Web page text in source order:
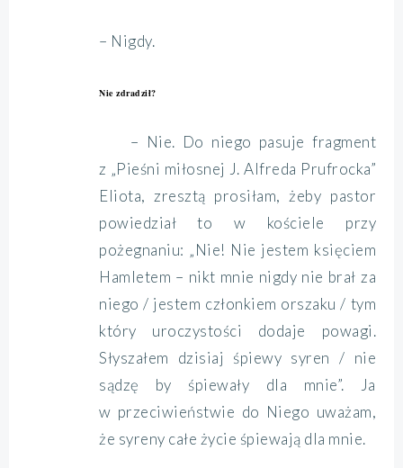
– Nigdy.
Nie zdradził?
– Nie. Do niego pasuje fragment
z „Pieśni miłosnej J. Alfreda Prufrocka”
Eliota, zresztą prosiłam, żeby pastor
powiedział to w kościele przy
pożegnaniu: „Nie! Nie jestem księciem
Hamletem – nikt mnie nigdy nie brał za
niego / jestem członkiem orszaku / tym
który uroczystości dodaje powagi.
Słyszałem dzisiaj śpiewy syren / nie
sądzę by śpiewały dla mnie”. Ja
w przeciwieństwie do Niego uważam,
że syreny całe życie śpiewają dla mnie.